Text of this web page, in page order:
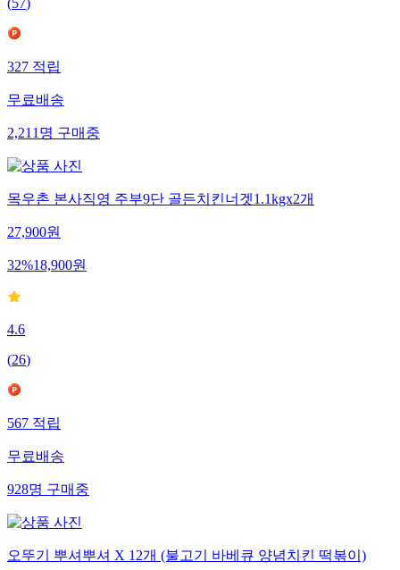
(57)
327적립
무료배송
2,211명구매중
목우촌 본사직영 주부9단 골든치킨너겟1.1kgx2개
27,900원
32%18,900원
4.6
(26)
567적립
무료배송
928명구매중
오뚜기 뿌셔뿌셔 X 12개 (불고기 바베큐 양념치킨 떡볶이)